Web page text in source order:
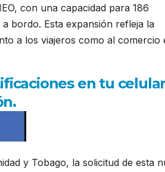
con una capacidad para 186
bordo. Esta expansión refleja la
a los viajeros como al comercio
en tu celular
y Tobago, la solicitud de esta